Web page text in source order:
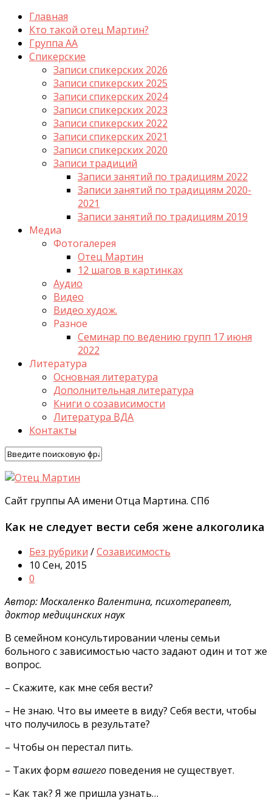
Главная
Кто такой отец Мартин?
Группа АА
Спикерские
Записи спикерских 2026
Записи спикерских 2025
Записи спикерских 2024
Записи спикерских 2023
Записи спикерских 2022
Записи спикерских 2021
Записи спикерских 2020
Записи традиций
Записи занятий по традициям 2022
Записи занятий по традициям 2020-
2021
Записи занятий по традициям 2019
Медиа
Фотогалерея
Отец Мартин
12 шагов в картинках
Аудио
Видео
Видео худож.
Разное
Семинар по ведению групп 17 июня
2022
Литература
Основная литература
Дополнительная литература
Книги о созависимости
Литература ВДА
Контакты
Сайт группы АА имени Отца Мартина. СПб
Как не следует вести себя жене алкоголика
Без рубрики /Созависимость
10 Сен, 2015
0
Автор: Москаленко Валентина, психотерапевт,
доктор медицинских наук
В семейном консультировании члены семьи
больного с зависимостью часто задают один и тот же
вопрос.
– Скажите, как мне себя вести?
– Не знаю. Что вы имеете в виду? Себя вести, чтобы
что получилось в результате?
– Чтобы он перестал пить.
– Таких форм вашего поведения не существует.
– Как так? Я же пришла узнать…